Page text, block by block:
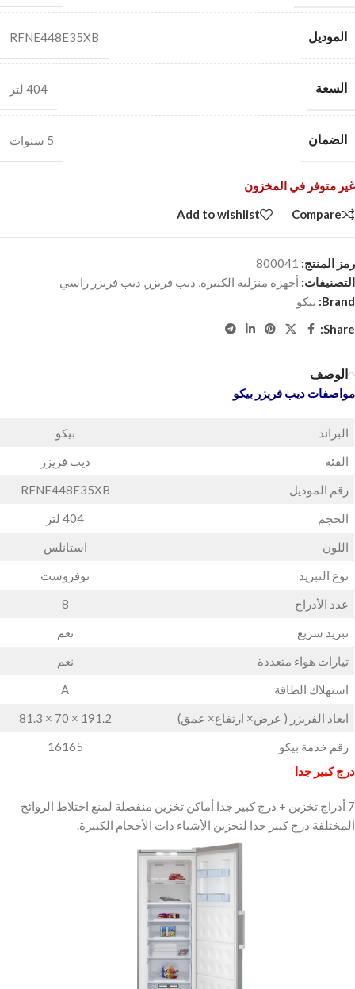
الموديل RFNE448E35XB
السعة 404 لتر
الضمان 5 سنوات
غير متوفر في المخزون
Compare
Add to wishlist
رمز المنتج: 800041
التصنيفات: أجهزة منزلية الكبيرة, ديب فريزر , ديب فريزر راسي
Brand: بيكو
Share:
الوصف
مواصفات ديب فريزر بيكو
البراند
بيكو
الفئة
ديب فريزر
رقم الموديل
RFNE448E35XB
الحجم
404 لتر
اللون
استانلس
نوع التبريد
نوفروست
عدد الأدراج
8
تبريد سريع
نعم
تيارات هواء متعددة
نعم
استهلاك الطاقة
A
ابعاد الفريزر ( عرض× ارتفاع× عمق)
191.2 × 70 × 81.3
رقم خدمة بيكو
16165
درج كبير جدا
7 أدراج تخزين + درج كبير جدا أماكن تخزين منفصلة لمنع اختلاط الروائح
المختلفة درج كبير جدا لتخزين الأشياء ذات الأحجام الكبيرة.